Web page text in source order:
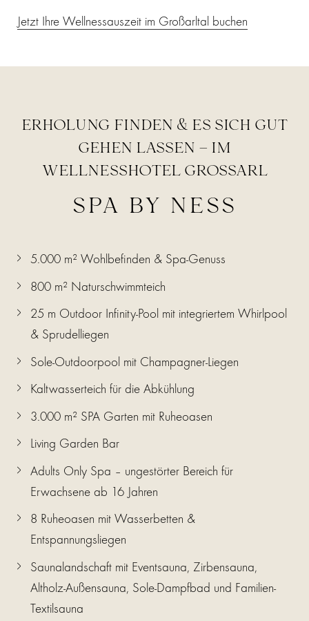
Jetzt Ihre Wellnessauszeit im Großarltal buchen
SPA BY NESS
ERHOLUNG FINDEN & ES SICH GUT
GEHEN LASSEN – IM
WELLNESSHOTEL GROSSARL
5.000 m² Wohlbefinden & Spa-Genuss
800 m² Naturschwimmteich
25 m Outdoor Infinity-Pool mit integriertem Whirlpool
& Sprudelliegen
Sole-Outdoorpool mit Champagner-Liegen
Kaltwasserteich für die Abkühlung
3.000 m² SPA Garten mit Ruheoasen
Living Garden Bar
Adults Only Spa – ungestörter Bereich für
Erwachsene ab 16 Jahren
8 Ruheoasen mit Wasserbetten &
Entspannungsliegen
Saunalandschaft mit Eventsauna, Zirbensauna,
Altholz-Außensauna, Sole-Dampfbad und Familien-
Textilsauna